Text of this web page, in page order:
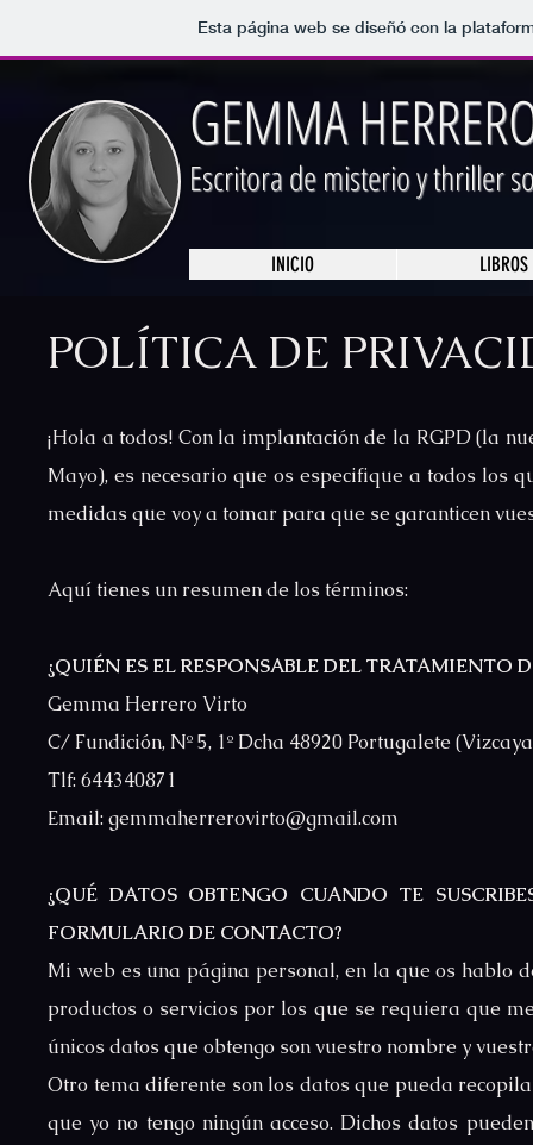
Esta página web se diseñó con la
GEMMA
Escritora de misterio y thriller
INICIO LIBROS
POLÍTICA DE
¡Hola a todos! Con la implantación de la RGPD (la
Mayo), es necesario que os especifique a todos los
medidas que voy a tomar para que se garanticen
Aquí tienes un resumen de los términos:
¿QUIÉN ES EL RESPONSABLE DEL TRATAMIENTO
Gemma Herrero Virto
C/ Fundición, Nº 5, 1º Dcha 48920 Portugalete
Tlf: 644340871
Email: gemmaherrerovirto@gmail.com
¿QUÉ DATOS OBTENGO CUANDO TE
FORMULARIO DE CONTACTO?
Mi web es una página personal, en la que os hablo
productos o servicios por los que se requiera que
únicos datos que obtengo son vuestro nombre y
Otro tema diferente son los datos que pueda
que yo no tengo ningún acceso. Dichos datos